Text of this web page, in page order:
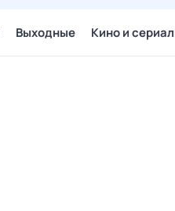
Выходные Кино и